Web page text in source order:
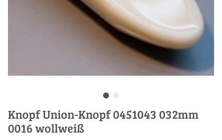
Knopf Union-Knopf 0451043 032mm
0016 wollweiß